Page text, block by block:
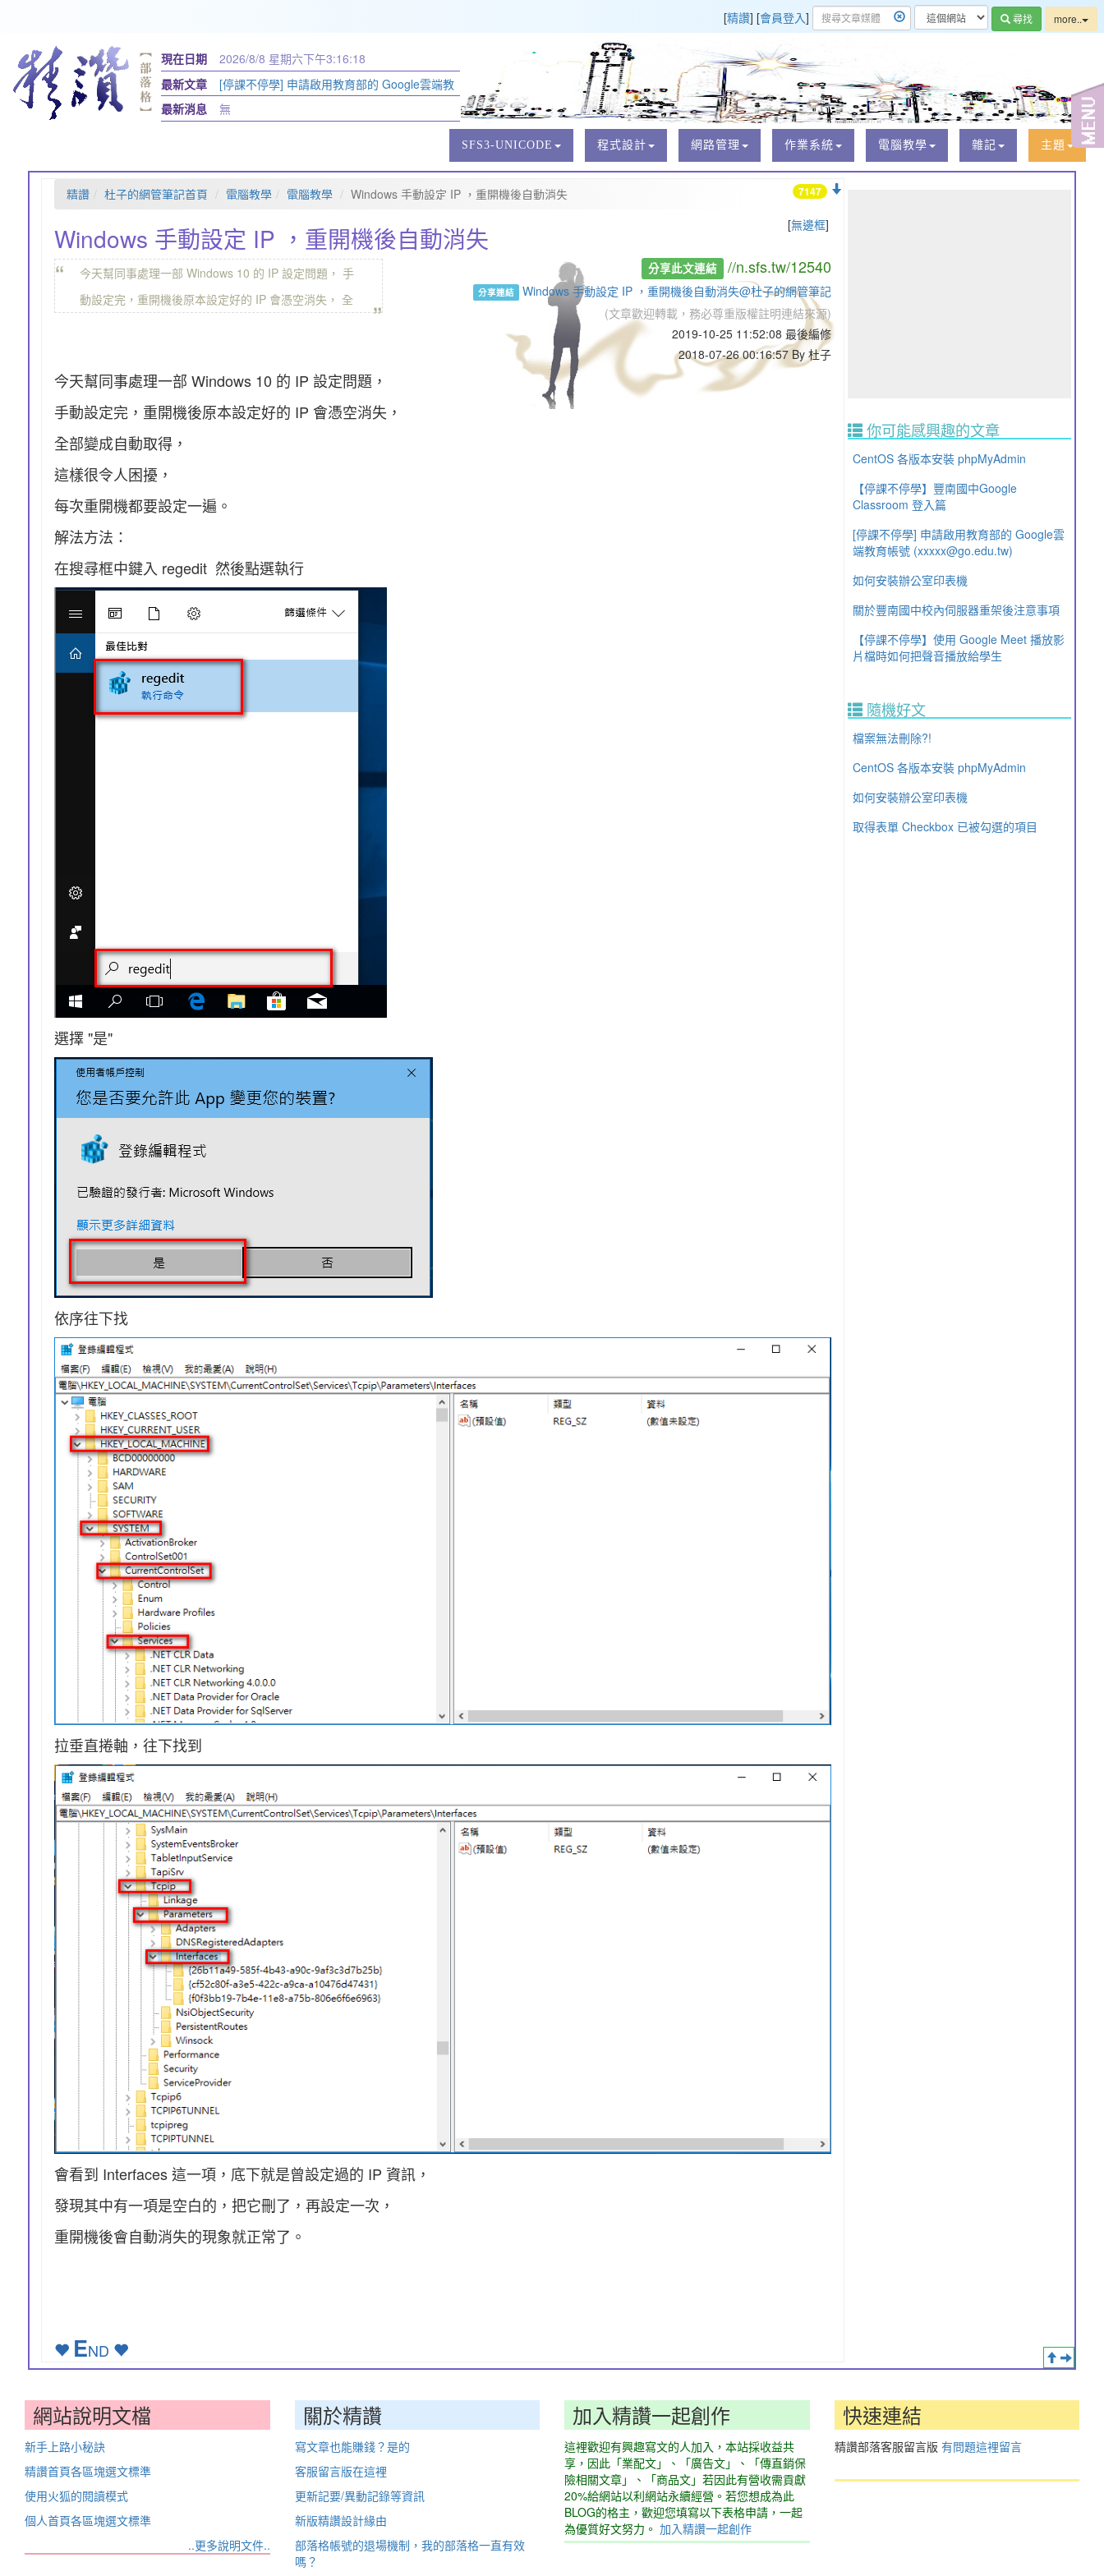
[精讚] [會員登入] 尋找 more..
現在日期 2026/8/8 星期六下午3:16:19
最新文章
[停課不停學] 申請啟用教育部的 Google雲端教
育帳
最新消息 無
SFS3-UNICODE 程式設計 網路管理 作業系統 電腦教學 雜記 主題
[無邊框]
精讚 杜子的網管筆記首頁 電腦教學 電腦教學 Windows 手動設定 IP ，重開機後自動消失 7147
Windows 手動設定 IP ，重開機後自動消失
“
今天幫同事處理一部 Windows 10 的 IP 設定問題， 手
動設定完，重開機後原本設定好的 IP 會憑空消失， 全
„
分享此文連結 //n.sfs.tw/12540
分享連結
Windows 手動設定 IP ，重開機後自動消失@杜子的網管筆記
(文章歡迎轉載，務必尊重版權註明連結來源)
2019-10-25 11:52:08 最後編修
2018-07-26 00:16:57 By 杜子
今天幫同事處理一部 Windows 10 的 IP 設定問題，
手動設定完，重開機後原本設定好的 IP 會憑空消失，
全部變成自動取得，
這樣很令人困擾，
每次重開機都要設定一遍。
解法方法：
在搜尋框中鍵入 regedit 然後點選執行
選擇 "是"
依序往下找
拉垂直捲軸，往下找到
會看到 Interfaces 這一項，底下就是曾設定過的 IP 資訊，
發現其中有一項是空白的，把它刪了，再設定一次，
重開機後會自動消失的現象就正常了。
END
你可能感興趣的文章
CentOS 各版本安裝 phpMyAdmin
【停課不停學】豐南國中Google
Classroom 登入篇
[停課不停學] 申請啟用教育部的 Google雲
端教育帳號 (xxxxx@go.edu.tw)
如何安裝辦公室印表機
關於豐南國中校內伺服器重架後注意事項
【停課不停學】使用 Google Meet 播放影
片檔時如何把聲音播放給學生
隨機好文
檔案無法刪除?!
CentOS 各版本安裝 phpMyAdmin
如何安裝辦公室印表機
取得表單 Checkbox 已被勾選的項目
網站說明文檔
新手上路小秘訣
精讚首頁各區塊選文標準
使用火狐的閱讀模式
個人首頁各區塊選文標準
..更多說明文件..
關於精讚
寫文章也能賺錢？是的
客服留言版在這裡
更新記要/異動記錄等資訊
新版精讚設計緣由
部落格帳號的退場機制，我的部落格一直有效
嗎？
加入精讚一起創作
這裡歡迎有興趣寫文的人加入，本站採收益共
享，因此「業配文」、「廣告文」、「傳直銷保
險相關文章」、「商品文」若因此有營收需貢獻
20%給網站以利網站永續經營。若您想成為此
BLOG的格主，歡迎您填寫以下表格申請，一起
為優質好文努力。 加入精讚一起創作
快速連結
精讚部落客服留言版 有問題這裡留言